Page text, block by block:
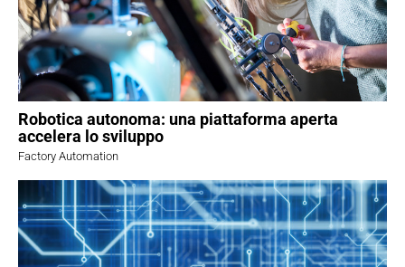
Robotica autonoma: una piattaforma aperta
accelera lo sviluppo
Factory Automation